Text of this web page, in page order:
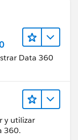
Data 360
y utilizar
360.